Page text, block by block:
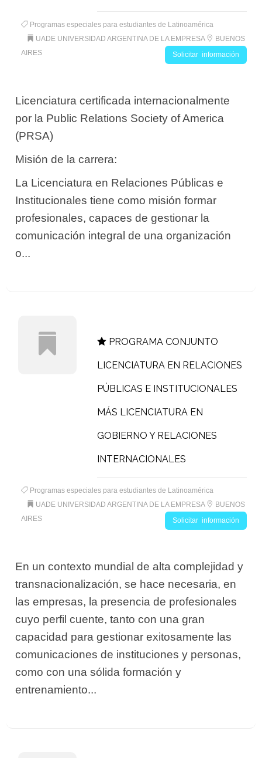
Programas especiales para estudiantes de Latinoamérica
UADE UNIVERSIDAD ARGENTINA DE LA EMPRESA
BUENOS
AIRES
Solicitar información
Licenciatura certificada internacionalmente
por la Public Relations Society of America
(PRSA)
Misión de la carrera:
La Licenciatura en Relaciones Públicas e
Institucionales tiene como misión formar
profesionales, capaces de gestionar la
comunicación integral de una organización
o...
PROGRAMA CONJUNTO
LICENCIATURA EN RELACIONES
PÚBLICAS E INSTITUCIONALES
MÁS LICENCIATURA EN
GOBIERNO Y RELACIONES
INTERNACIONALES
Programas especiales para estudiantes de Latinoamérica
UADE UNIVERSIDAD ARGENTINA DE LA EMPRESA
BUENOS
AIRES
Solicitar información
En un contexto mundial de alta complejidad y
transnacionalización, se hace necesaria, en
las empresas, la presencia de profesionales
cuyo perfil cuente, tanto con una gran
capacidad para gestionar exitosamente las
comunicaciones de instituciones y personas,
como con una sólida formación y
entrenamiento...